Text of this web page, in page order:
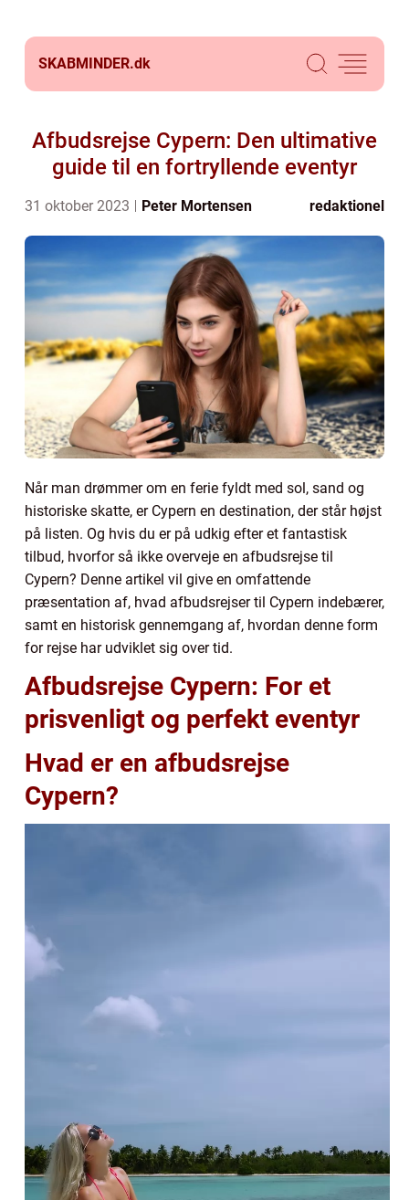
SKABMINDER.dk
Afbudsrejse Cypern: Den ultimative
guide til en fortryllende eventyr
31 oktober 2023 Peter Mortensen redaktionel
Når man drømmer om en ferie fyldt med sol, sand og
historiske skatte, er Cypern en destination, der står højst
på listen. Og hvis du er på udkig efter et fantastisk
tilbud, hvorfor så ikke overveje en afbudsrejse til
Cypern? Denne artikel vil give en omfattende
præsentation af, hvad afbudsrejser til Cypern indebærer,
samt en historisk gennemgang af, hvordan denne form
for rejse har udviklet sig over tid.
Afbudsrejse Cypern: For et
prisvenligt og perfekt eventyr
Hvad er en afbudsrejse
Cypern?